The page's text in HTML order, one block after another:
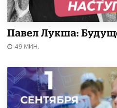
Павел Лукша:
49 МИН.